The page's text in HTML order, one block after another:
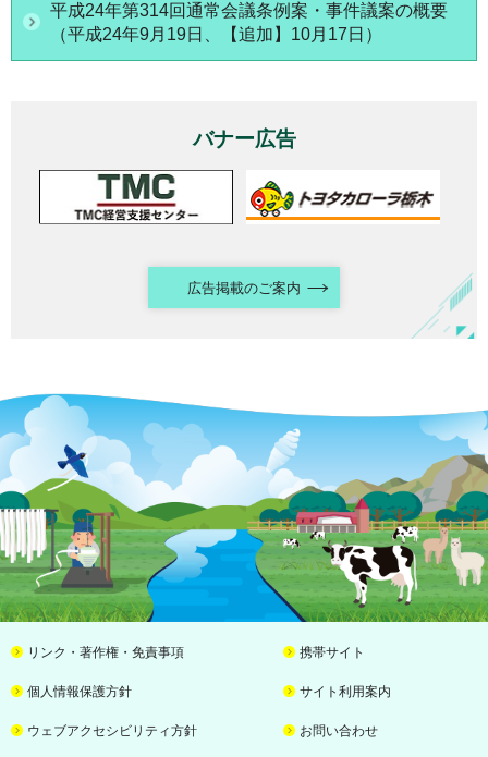
平成24年第314回通常会議条例案・事件議案の概要
（平成24年9月19日、【追加】10月17日）
バナー広告
広告掲載のご案内
リンク・著作権・免責事項 携帯サイト
個人情報保護方針 サイト利用案内
ウェブアクセシビリティ方針 お問い合わせ